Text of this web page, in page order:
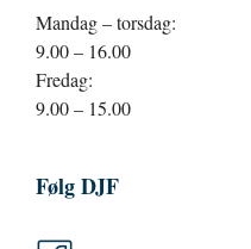
Mandag – torsdag:
9.00 – 16.00
Fredag:
9.00 – 15.00
Følg DJF